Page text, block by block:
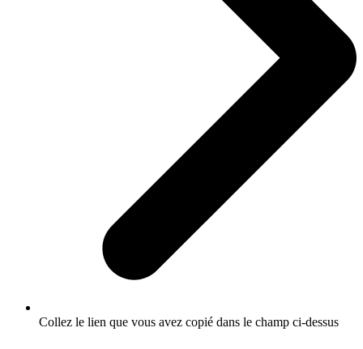
Collez le lien que vous avez copié dans le champ ci-dessus